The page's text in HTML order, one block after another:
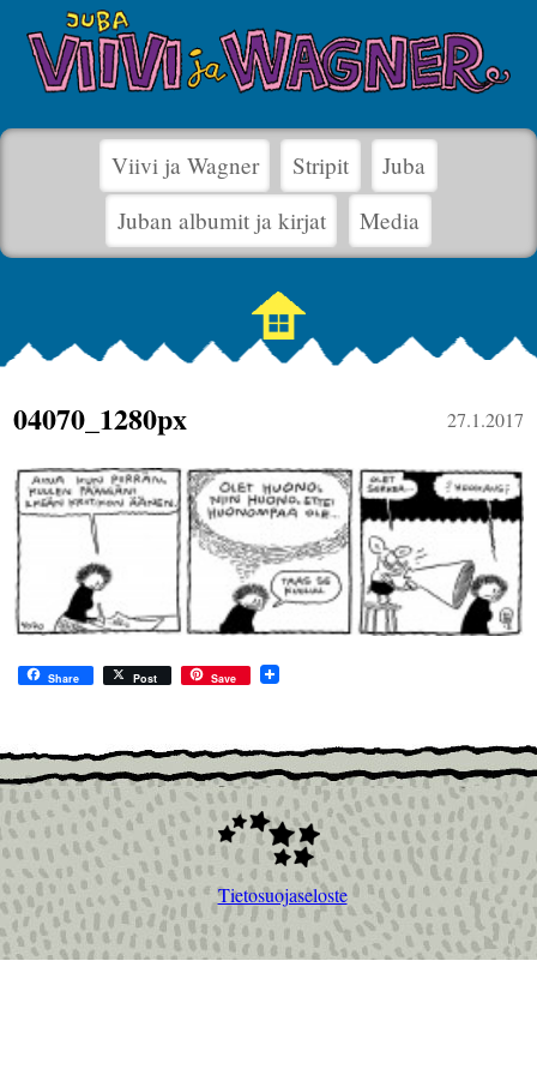
Viivi ja Wagner Stripit
Juba
Juban albumit ja kirjat
Media
27.1.2017
04070_1280px
Share Post Save
Tietosuojaseloste